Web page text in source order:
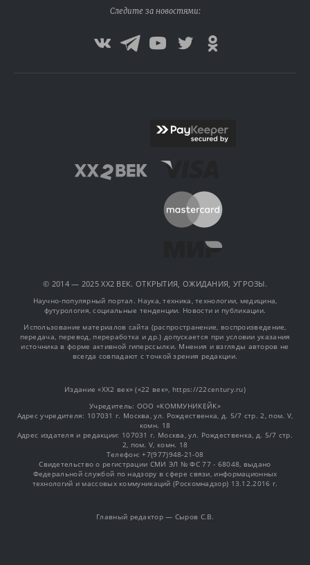
Следите за новостями:
© 2014 — 2025 XX2 ВЕК. ОТКРЫТИЯ, ОЖИДАНИЯ, УГРОЗЫ.
Научно-популярный портал. Наука, техника, технологии, медицина,
футурология, социальные тенденции. Новости и публикации.
Использование материалов сайта (распространение, воспроизведение,
передача, перевод, переработка и др.) допускается при условии указания
источника в форме активной гиперссылки. Мнения и взгляды авторов не
всегда совпадают с точкой зрения редакции.
Издание «XX2 век» («22 век», https://22century.ru)
Учредитель: OOO «КОММУНИКЕЙК»
Адрес учредителя: 107031 г. Москва, ул. Рождественка, д. 5/7 стр. 2, пом. V,
комн. 18
Адрес издателя и редакции: 107031 г. Москва, ул. Рождественка, д. 5/7 стр.
2, пом. V, комн. 18
Телефон: +7(977)948-21-08
Свидетельство о регистрации СМИ ЭЛ № ФС 77 - 68048, выдано
Федеральной службой по надзору в сфере связи, информационных
технологий и массовых коммуникаций (Роскомнадзор) 13.12.2016 г.
Главный редактор — Сыров С.В.